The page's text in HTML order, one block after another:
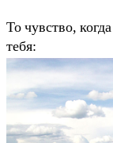
То чувство,
тебя: